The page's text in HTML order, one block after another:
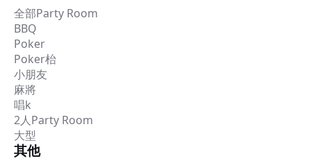
全部Party Room
BBQ
Poker
Poker枱
小朋友
麻將
唱k
2人Party Room
大型
其他